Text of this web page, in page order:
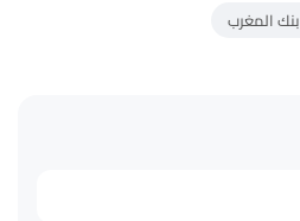
بنك المغرب